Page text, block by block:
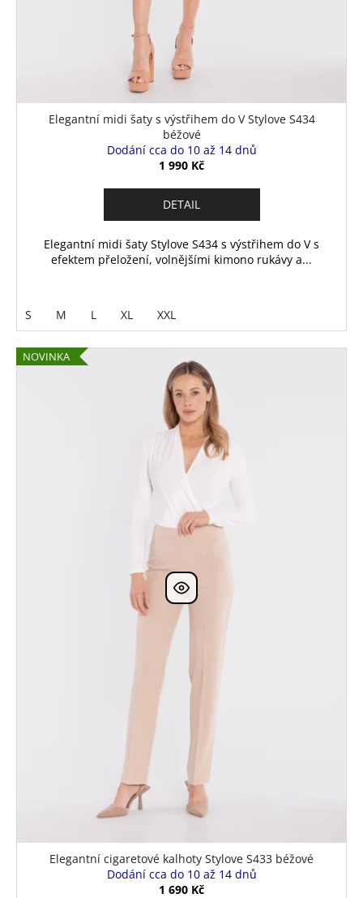
Elegantní midi šaty s výstřihem do V Stylove S434
béžové
Dodání cca do 10 až 14 dnů
1 990 Kč
DETAIL
Elegantní midi šaty Stylove S434 s výstřihem do V s
efektem přeložení, volnějšími kimono rukávy a...
S M L XL XXL
NOVINKA
Elegantní cigaretové kalhoty Stylove S433 béžové
Dodání cca do 10 až 14 dnů
1 690 Kč